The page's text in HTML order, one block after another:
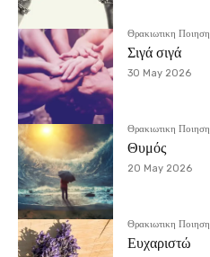
Θρακιωτικη Ποιηση
Σιγά σιγά
30 May 2026
Θρακιωτικη Ποιηση
Θυμός
20 May 2026
Θρακιωτικη Ποιηση
Ευχαριστώ